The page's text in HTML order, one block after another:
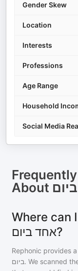
Gender Skew
Location
Interests
Professions
Age Range
Household
Social Media
About
Where can
אחד ביום?
Rephonic provides
ביום. We scanned